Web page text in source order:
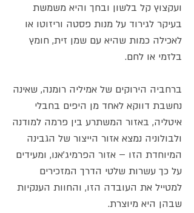
ועקצוץ קל בלשון ובחך והיא משמשת
בעיקר לגירוד על מנות פסטה וריזוטו או
לאכילה כמות שהיא עם שמן זית, חומץ
בלזמי או לחם.
ברחביה הירוקים של אמיליה רומנה, שאינה
נחשבת דווקא לאחד מן היפים בחבלי
איטליה, באזור המשתרע בין פרמה למודנה
ולבולוניה נמצא אזור הייצור של הגבינה
המיוחדת הזו – אזור הפרמיג'אנו, ומעידים
על כך עשרות שלטי הדרך המזכירים
למטייל את העובדה הזו, והחוות הענקיות
שבהן היא מיוצרת.